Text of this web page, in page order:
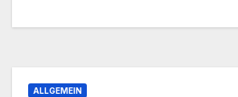
ALLGEMEIN